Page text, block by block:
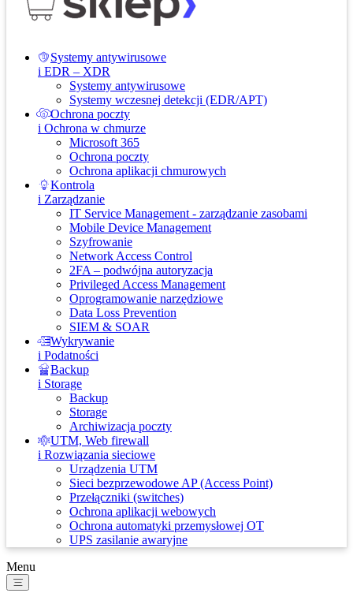
Systemy antywirusowe
i EDR – XDR
Systemy antywirusowe
Systemy wczesnej detekcji (EDR/APT)
Ochrona poczty
i Ochrona w chmurze
Microsoft 365
Ochrona poczty
Ochrona aplikacji chmurowych
Kontrola
i Zarządzanie
IT Service Management - zarządzanie zasobami
Mobile Device Management
Szyfrowanie
Network Access Control
2FA – podwójna autoryzacja
Privileged Access Management
Oprogramowanie narzędziowe
Data Loss Prevention
SIEM & SOAR
Wykrywanie
i Podatności
Backup
i Storage
Backup
Storage
Archiwizacja poczty
UTM, Web firewall
i Rozwiązania sieciowe
Urządzenia UTM
Sieci bezprzewodowe AP (Access Point)
Przełączniki (switches)
Ochrona aplikacji webowych
Ochrona automatyki przemysłowej OT
UPS zasilanie awaryjne
Menu